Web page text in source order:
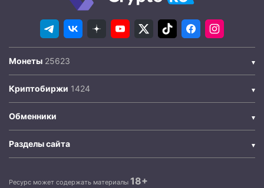
Монеты
Криптобиржи
Обменники
Разделы сайта
Ресурс может содержать материалы 18+